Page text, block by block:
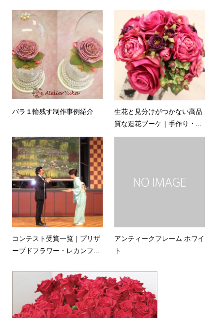
バラ１輪残す制作事例紹介
生花と見分けがつかない高品
質な造花ブーケ｜手作り・...
コンテスト受賞一覧｜プリザ
ーブドフラワー・レカンフ...
アンティークフレーム ホワイ
ト